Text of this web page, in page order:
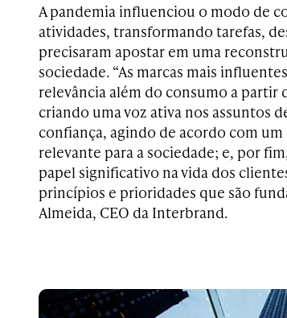
A pandemia influenciou o modo de
atividades, transformando tarefas,
precisaram apostar em uma
sociedade. “As marcas mais
relevância além do consumo a partir
criando uma voz ativa nos assuntos
confiança, agindo de acordo com
relevante para a sociedade; e, por
papel significativo na vida dos
princípios e prioridades que são
Almeida, CEO da Interbrand.